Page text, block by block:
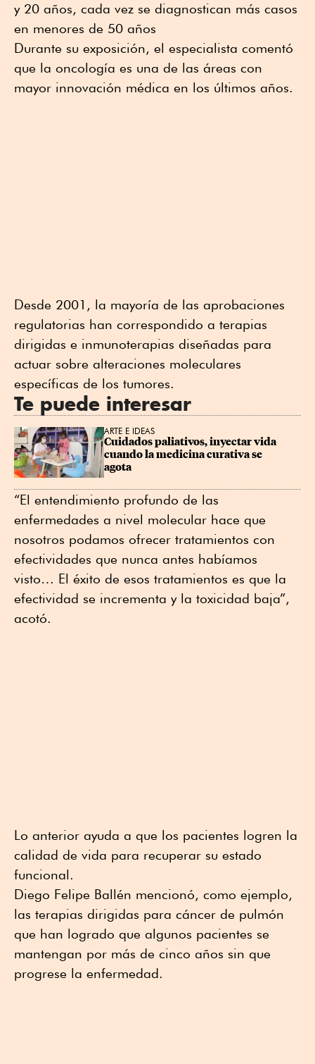
y 20 años, cada vez se diagnostican más casos
en menores de 50 años
Durante su exposición, el especialista comentó
que la oncología es una de las áreas con
mayor innovación médica en los últimos años.
Desde 2001, la mayoría de las aprobaciones
regulatorias han correspondido a terapias
dirigidas e inmunoterapias diseñadas para
actuar sobre alteraciones moleculares
específicas de los tumores.
Te puede interesar
ARTE E IDEAS
Cuidados paliativos, inyectar vida
cuando la medicina curativa se
agota
“El entendimiento profundo de las
enfermedades a nivel molecular hace que
nosotros podamos ofrecer tratamientos con
efectividades que nunca antes habíamos
visto… El éxito de esos tratamientos es que la
efectividad se incrementa y la toxicidad baja”,
acotó.
Lo anterior ayuda a que los pacientes logren la
calidad de vida para recuperar su estado
funcional.
Diego Felipe Ballén mencionó, como ejemplo,
las terapias dirigidas para cáncer de pulmón
que han logrado que algunos pacientes se
mantengan por más de cinco años sin que
progrese la enfermedad.